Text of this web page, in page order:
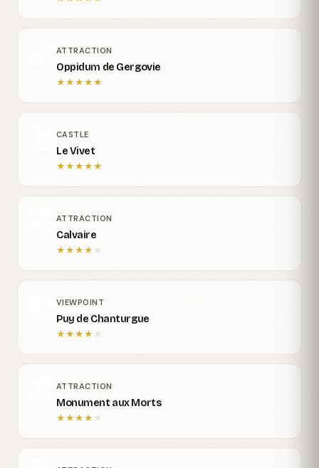
ATTRACTION
Oppidum de Gergovie
★★★★★
CASTLE
Le Vivet
★★★★★
ATTRACTION
Calvaire
★★★★ ★
VIEWPOINT
Puy de Chanturgue
★★★★ ★
ATTRACTION
Monument aux Morts
★★★★ ★